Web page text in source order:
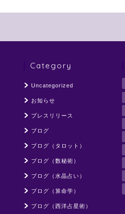
Category
Uncategorized
お知らせ
プレスリリース
ブログ
ブログ（タロット）
ブログ（数秘術）
ブログ（水晶占い）
ブログ（算命学）
ブログ（西洋占星術）